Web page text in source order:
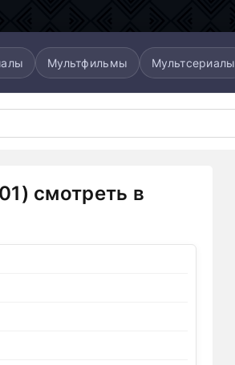
Мультфильмы Мультсериалы
смотреть в